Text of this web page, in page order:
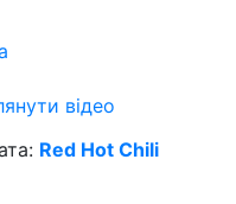
відео
Red Hot Chili